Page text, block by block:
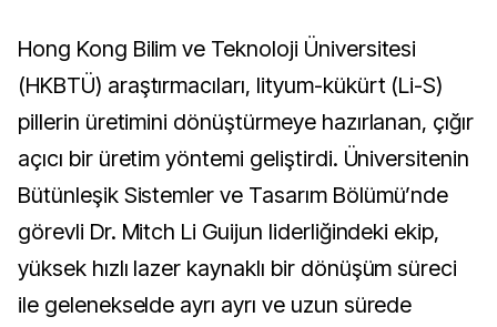
Hong Kong Bilim ve Teknoloji Üniversitesi
(HKBTÜ) araştırmacıları, lityum-kükürt (Li-S)
pillerin üretimini dönüştürmeye hazırlanan, çığır
açıcı bir üretim yöntemi geliştirdi. Üniversitenin
Bütünleşik Sistemler ve Tasarım Bölümü’nde
görevli Dr. Mitch Li Guijun liderliğindeki ekip,
yüksek hızlı lazer kaynaklı bir dönüşüm süreci
ile gelenekselde ayrı ayrı ve uzun sürede